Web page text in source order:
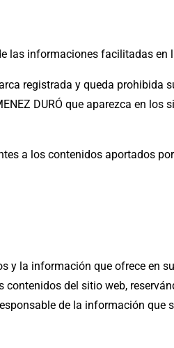
las informaciones facilitadas en
registrada y queda prohibida
DURÓ que aparezca en los
a los contenidos aportados
y la información que ofrece en
del sitio web,
de la información que